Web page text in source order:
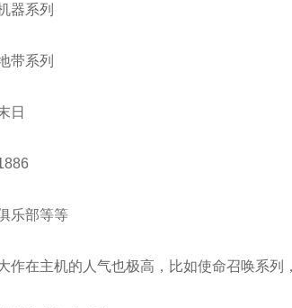
器系列
带系列
日
乐部等等
作在主机的人气也极高，比如使命召唤系列